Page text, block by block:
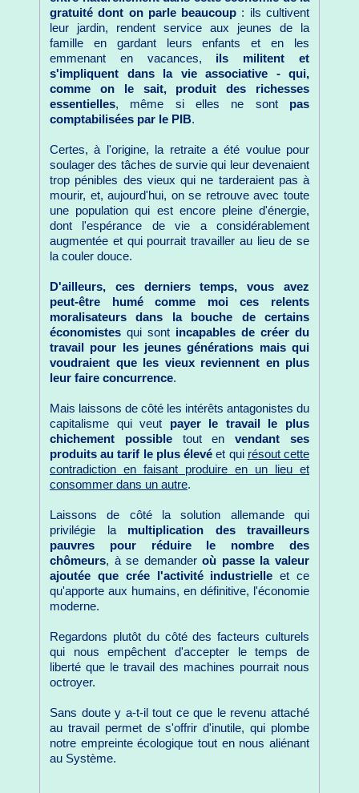
gratuité dont on parle beaucoup : ils cultivent
leur jardin, rendent service aux jeunes de la
famille en gardant leurs enfants et en les
emmenant en vacances, ils militent et
s'impliquent dans la vie associative - qui,
comme on le sait, produit des richesses
essentielles, même si elles ne sont pas
comptabilisées par le PIB.
Certes, à l'origine, la retraite a été voulue pour
soulager des tâches de survie qui leur devenaient
trop pénibles des vieux qui ne tarderaient pas à
mourir, et, aujourd'hui, on se retrouve avec toute
une population qui est encore pleine d'énergie,
dont l'espérance de vie a considérablement
augmentée et qui pourrait travailler au lieu de se
la couler douce.
D'ailleurs, ces derniers temps, vous avez
peut-être humé comme moi ces relents
moralisateurs dans la bouche de certains
économistes qui sont incapables de créer du
travail pour les jeunes générations mais qui
voudraient que les vieux reviennent en plus
leur faire concurrence.
Mais laissons de côté les intérêts antagonistes du
capitalisme qui veut payer le travail le plus
chichement possibletout envendant ses
produits au tarif le plus élevé et qui résout cette
contradiction en faisant produire en un lieu et
consommer dans un autre.
Laissons de côté la solution allemande qui
privilégie la multiplication des travailleurs
pauvres pour réduire le nombre des
chômeurs, à se demanderoù passe la valeur
ajoutée que crée l'activité industrielle et ce
qu'apporte aux humains, en définitive, l'économie
moderne.
Regardons plutôt du côté des facteurs culturels
qui nous empêchent d'accepter le temps de
liberté que le travail des machines pourrait nous
octroyer.
Sans doute y a-t-il tout ce que le revenu attaché
au travail permet de s'offrir d'inutile, qui plombe
notre empreinte écologique tout en nous aliénant
au Système.